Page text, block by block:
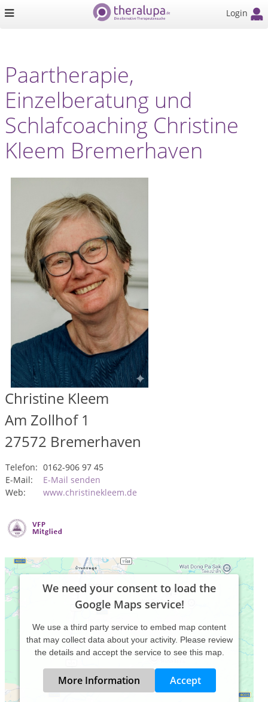
Login
Paartherapie,
Einzelberatung und
Schlafcoaching Christine
Kleem Bremerhaven
Christine Kleem
Am Zollhof 1
27572 Bremerhaven
Telefon: 0162-906 97 45
E-Mail:
E-Mail senden
Web:
www.christinekleem.de
We need your consent to load the
Google Maps service!
We use a third party service to embed map content
that may collect data about your activity. Please review
the details and accept the service to see this map.
More Information Accept